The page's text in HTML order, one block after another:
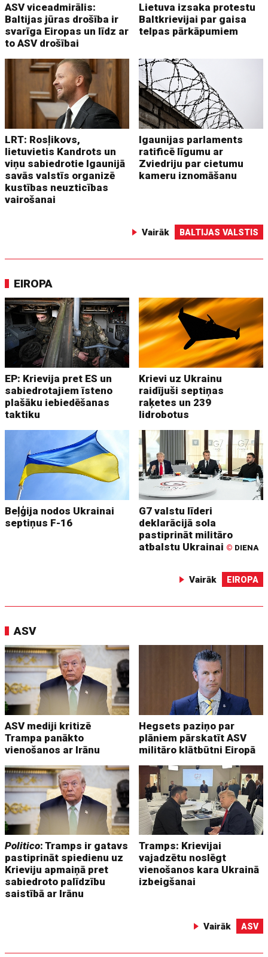
ASV viceadmirālis:
Baltijas jūras drošība ir
svarīga Eiropas un līdz ar
to ASV drošībai
Lietuva izsaka protestu
Baltkrievijai par gaisa
telpas pārkāpumiem
LRT: Rosļikovs,
lietuvietis Kandrots un
viņu sabiedrotie Igaunijā
savās valstīs organizē
kustības neuzticības
vairošanai
Igaunijas parlaments
ratificē līgumu ar
Zviedriju par cietumu
kameru iznomāšanu
Vairāk BALTIJAS VALSTIS
EIROPA
EP: Krievija pret ES un
sabiedrotajiem īsteno
plašāku iebiedēšanas
taktiku
Krievi uz Ukrainu
raidījuši septiņas
raķetes un 239
lidrobotus
Beļģija nodos Ukrainai
septiņus F-16
G7 valstu līderi
deklarācijā sola
pastiprināt militāro
atbalstu Ukrainai © DIENA
Vairāk EIROPA
ASV
ASV mediji kritizē
Trampa panākto
vienošanos ar Irānu
Hegsets paziņo par
plāniem pārskatīt ASV
militāro klātbūtni Eiropā
Politico: Tramps ir gatavs
pastiprināt spiedienu uz
Krieviju apmaiņā pret
sabiedroto palīdzību
saistībā ar Irānu
Tramps: Krievijai
vajadzētu noslēgt
vienošanos kara Ukrainā
izbeigšanai
Vairāk ASV